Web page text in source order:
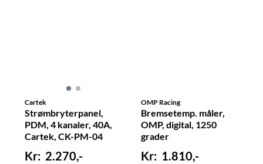
Cartek
Strømbryterpanel,
PDM, 4 kanaler, 40A,
Cartek, CK-PM-04
2.270,-
OMP Racing
Bremsetemp. måler,
OMP, digital, 1250
grader
1.810,-